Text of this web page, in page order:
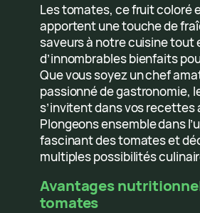
Les tomates, ce fruit coloré
apportent une touche de
saveurs à notre cuisine tout
d’innombrables bienfaits
Que vous soyez un chef
passionné de gastronomie,
s’invitent dans vos recettes
Plongeons ensemble dans
fascinant des tomates et
multiples possibilités
Avantages
tomates